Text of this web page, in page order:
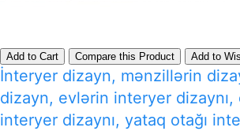
Add to Cart Compare this Product Add to
İnteryer dizayn, mənzillərin
dizayn, evlərin interyer dizaynı,
interyer dizaynı, yataq otağı